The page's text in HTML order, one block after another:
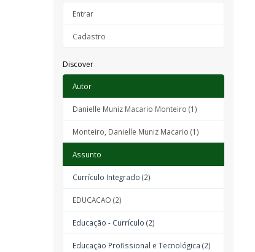
Entrar
Cadastro
Discover
Autor
Danielle Muniz Macario Monteiro (1)
Monteiro, Danielle Muniz Macario (1)
Assunto
Currículo Integrado (2)
EDUCACAO (2)
Educação - Currículo (2)
Educação Profissional e Tecnológica (2)